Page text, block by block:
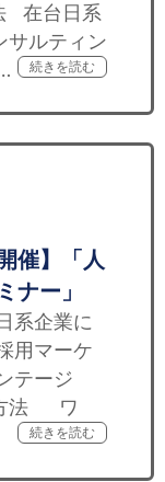
在台日系
サルティン
続きを読む
催】「人
ナー」
系企業に
用マーケ
テージ
方法 ワ
続きを読む